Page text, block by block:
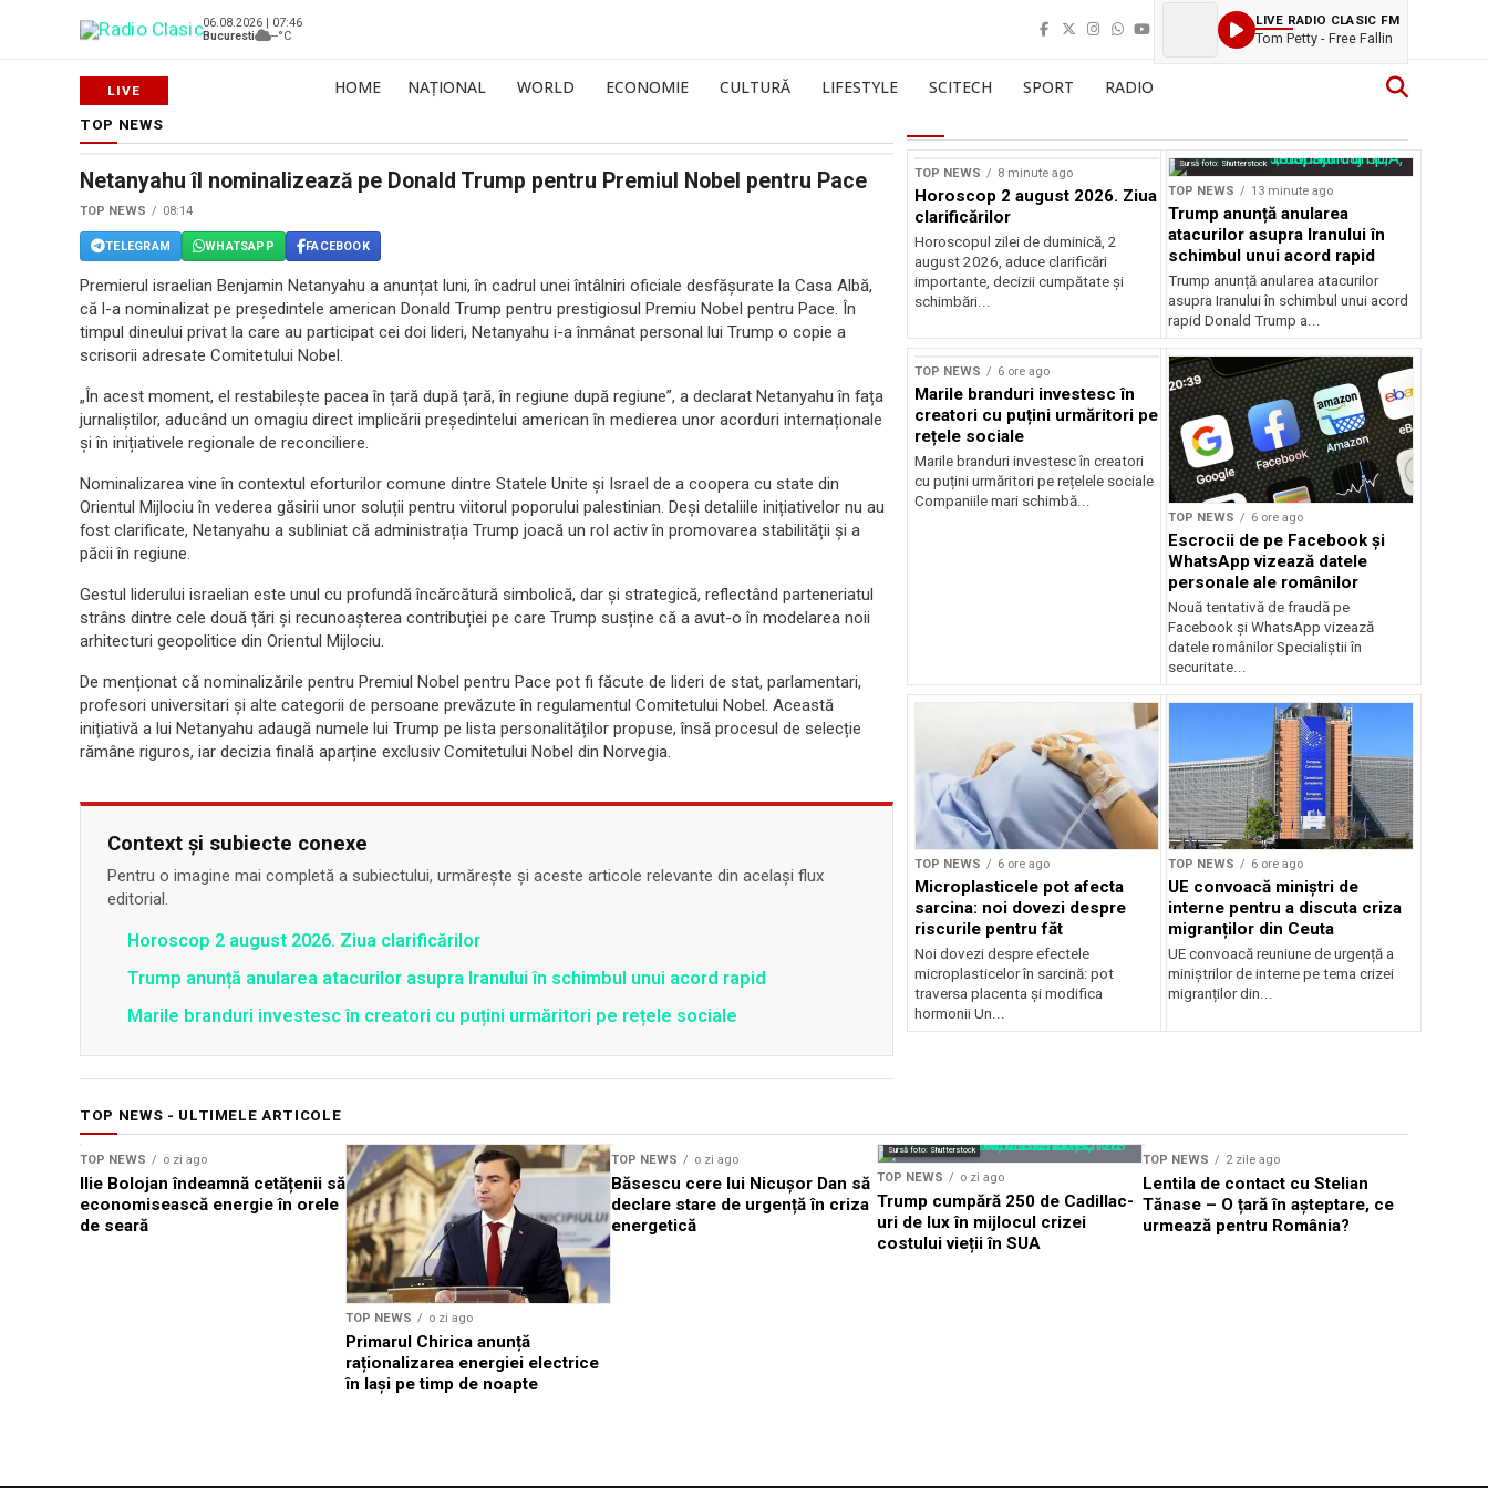
06.08.2026 | 07:46
Bucuresti
--°C
LIVE RADIO CLASIC FM
Tom Petty - Free Fallin
HOME NAȚIONAL WORLD ECONOMIE CULTURĂ LIFESTYLE SCITECH SPORT RADIO
TOP NEWS
Netanyahu îl nominalizează pe Donald Trump pentru Premiul Nobel pentru Pace
TOP NEWS 08:14
TELEGRAM WHATSAPP FACEBOOK
Premierul israelian Benjamin Netanyahu a anunțat luni, în cadrul unei întâlniri oficiale desfășurate la Casa Albă,
că l-a nominalizat pe președintele american Donald Trump pentru prestigiosul Premiu Nobel pentru Pace. În
timpul dineului privat la care au participat cei doi lideri, Netanyahu i-a înmânat personal lui Trump o copie a
scrisorii adresate Comitetului Nobel.
„În acest moment, el restabilește pacea în țară după țară, în regiune după regiune”, a declarat Netanyahu în fața
jurnaliștilor, aducând un omagiu direct implicării președintelui american în medierea unor acorduri internaționale
și în inițiativele regionale de reconciliere.
Nominalizarea vine în contextul eforturilor comune dintre Statele Unite și Israel de a coopera cu state din
Orientul Mijlociu în vederea găsirii unor soluții pentru viitorul poporului palestinian. Deși detaliile inițiativelor nu au
fost clarificate, Netanyahu a subliniat că administrația Trump joacă un rol activ în promovarea stabilității și a
păcii în regiune.
Gestul liderului israelian este unul cu profundă încărcătură simbolică, dar și strategică, reflectând parteneriatul
strâns dintre cele două țări și recunoașterea contribuției pe care Trump susține că a avut-o în modelarea noii
arhitecturi geopolitice din Orientul Mijlociu.
De menționat că nominalizările pentru Premiul Nobel pentru Pace pot fi făcute de lideri de stat, parlamentari,
profesori universitari și alte categorii de persoane prevăzute în regulamentul Comitetului Nobel. Această
inițiativă a lui Netanyahu adaugă numele lui Trump pe lista personalităților propuse, însă procesul de selecție
rămâne riguros, iar decizia finală aparține exclusiv Comitetului Nobel din Norvegia.
Context și subiecte conexe
Pentru o imagine mai completă a subiectului, urmărește și aceste articole relevante din același flux
editorial.
Horoscop 2 august 2026. Ziua clarificărilor
Trump anunță anularea atacurilor asupra Iranului în schimbul unui acord rapid
Marile branduri investesc în creatori cu puțini urmăritori pe rețele sociale
TOP NEWS 8 minute ago
Horoscop 2 august 2026. Ziua
clarificărilor
Horoscopul zilei de duminică, 2
august 2026, aduce clarificări
importante, decizii cumpătate și
schimbări...
Sursă foto: Shutterstock
TOP NEWS 13 minute ago
Trump anunță anularea
atacurilor asupra Iranului în
schimbul unui acord rapid
Trump anunță anularea atacurilor
asupra Iranului în schimbul unui acord
rapid Donald Trump a...
TOP NEWS 6 ore ago
Marile branduri investesc în
creatori cu puțini urmăritori pe
rețele sociale
Marile branduri investesc în creatori
cu puțini urmăritori pe rețelele sociale
Companiile mari schimbă...
TOP NEWS 6 ore ago
Escrocii de pe Facebook și
WhatsApp vizează datele
personale ale românilor
Nouă tentativă de fraudă pe
Facebook și WhatsApp vizează
datele românilor Specialiștii în
securitate...
TOP NEWS 6 ore ago
Microplasticele pot afecta
sarcina: noi dovezi despre
riscurile pentru făt
Noi dovezi despre efectele
microplasticelor în sarcină: pot
traversa placenta și modifica
hormonii Un...
TOP NEWS 6 ore ago
UE convoacă miniștri de
interne pentru a discuta criza
migranților din Ceuta
UE convoacă reuniune de urgență a
miniștrilor de interne pe tema crizei
migranților din...
TOP NEWS - ULTIMELE ARTICOLE
TOP NEWS o zi ago
Ilie Bolojan îndeamnă cetățenii să
economisească energie în orele
de seară
TOP NEWS o zi ago
Primarul Chirica anunță
raționalizarea energiei electrice
în Iași pe timp de noapte
TOP NEWS o zi ago
Băsescu cere lui Nicușor Dan să
declare stare de urgență în criza
energetică
Sursă foto: Shutterstock
TOP NEWS o zi ago
Trump cumpără 250 de Cadillac-
uri de lux în mijlocul crizei
costului vieții în SUA
TOP NEWS 2 zile ago
Lentila de contact cu Stelian
Tănase – O țară în așteptare, ce
urmează pentru România?